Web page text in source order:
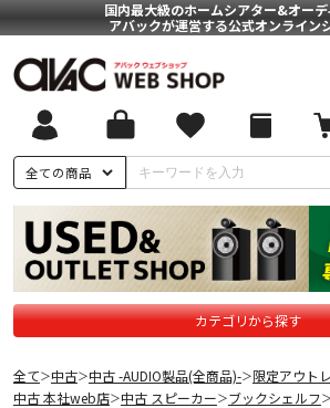
国内最大級のホームシアター&オー
アバックが運営する公式オンライン
全ての商品
カテゴリから探す
全て＞中古＞中古 -AUDIO製品(全商品)-＞限定アウト
中古 本社web店＞中古 スピーカー＞ブックシェルフ＞